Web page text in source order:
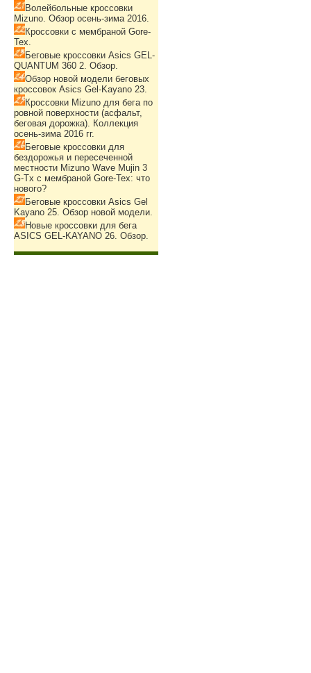
Волейбольные кроссовки
Mizuno. Обзор осень-зима 2016.
Кроссовки с мембраной Gore-
Tex.
Беговые кроссовки Asics GEL-
QUANTUM 360 2. Обзор.
Обзор новой модели беговых
кроссовок Asics Gel-Kayano 23.
Кроссовки Mizuno для бега по
ровной поверхности (асфальт,
беговая дорожка). Коллекция
осень-зима 2016 гг.
Беговые кроссовки для
бездорожья и пересеченной
местности Mizuno Wave Mujin 3
G-Tx с мембраной Gore-Tex: что
нового?
Беговые кроссовки Asics Gel
Kayano 25. Обзор новой модели.
Новые кроссовки для бега
ASICS GEL-KAYANO 26. Обзор.